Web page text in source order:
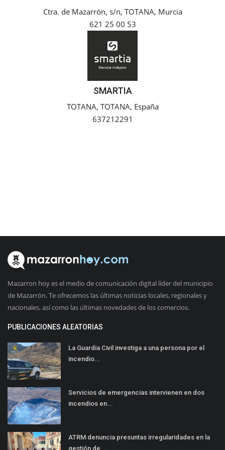
Empresas
Ctra. de Mazarrón, s/n, TOTANA, Murcia
621 25 00 53
SMARTIA
TOTANA, TOTANA, España
637212291
Mazarron hoy es el medio de comunicación digital líder del municipio
de Mazarrón. Te ofrecemos las últimas noticias locales, regionales y
nacionales, así como las últimas novedades de los comercios.
PUBLICACIONES ALEATORIAS
La Guardia Civil investiga a una persona por el
incendio...
Servicios de emergencias intervienen en dos
incendios en...
ATRM denuncia presuntas irregularidades en la
gestión de...